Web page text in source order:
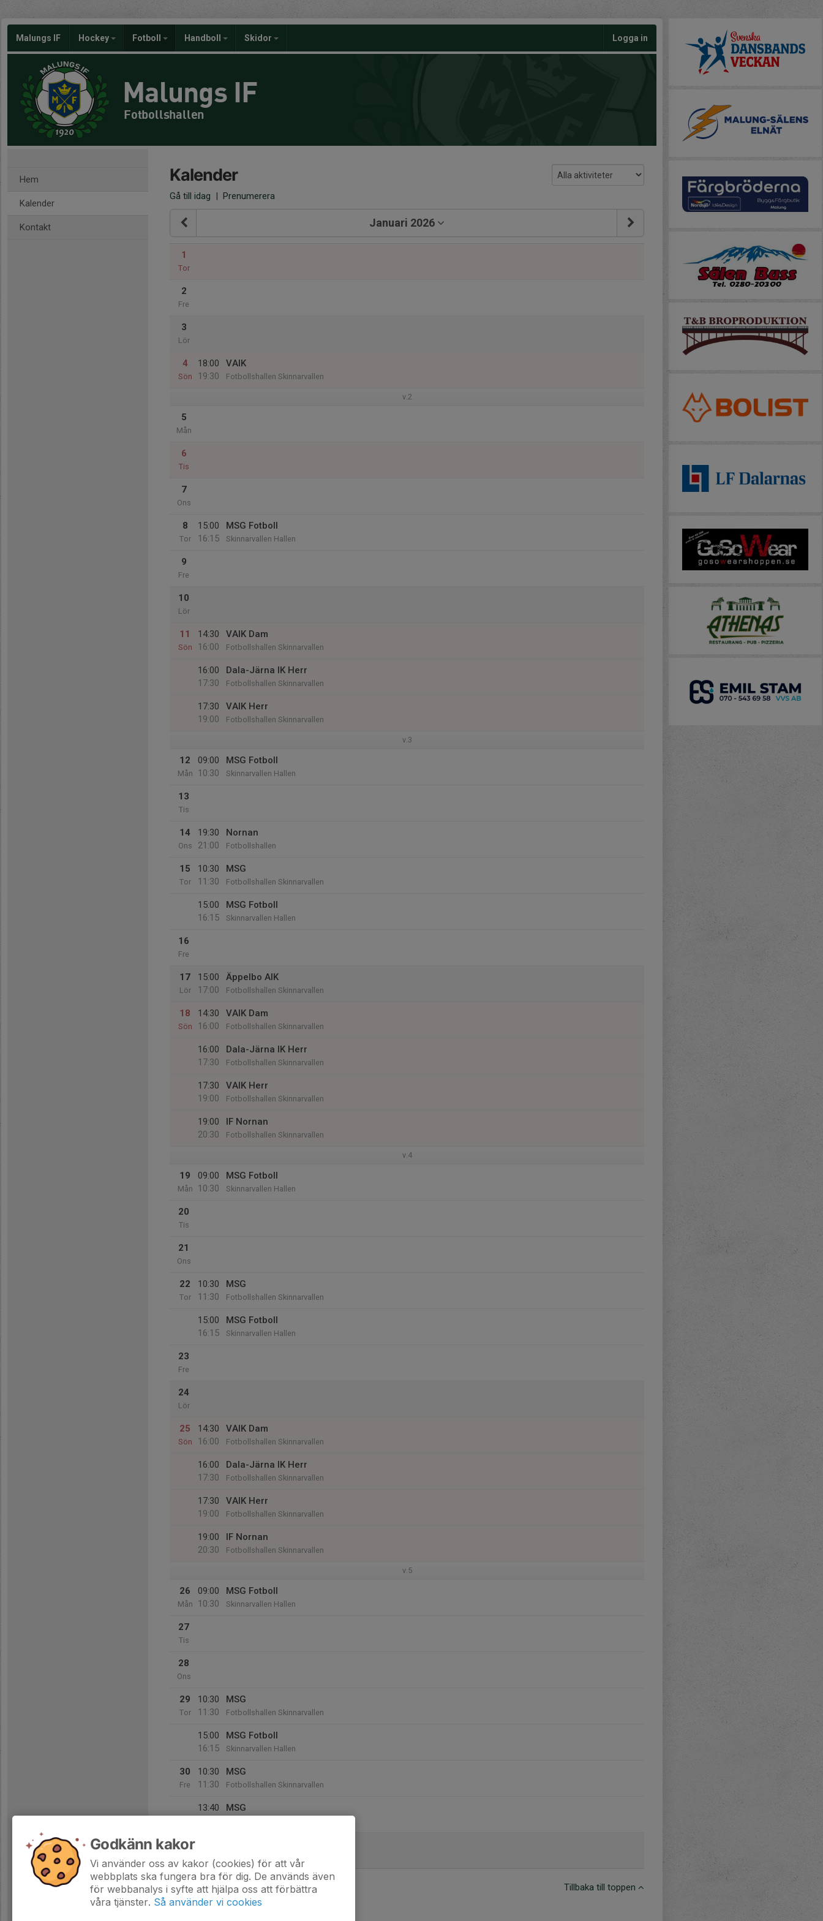
Malungs IF Hockey Fotboll Handboll Skidor Logga in
Malungs IF
Fotbollshallen
Hem
Kalender
Kontakt
Kalender
Gå till idag | Prenumerera
Januari 2026
1
Tor
2
Fre
3
Lör
4
Sön
18:00
19:30
VAIK
Fotbollshallen Skinnarvallen
v.2
5
Mån
6
Tis
7
Ons
8
Tor
15:00
16:15
MSG Fotboll
Skinnarvallen Hallen
9
Fre
10
Lör
11
Sön
14:30
16:00
VAIK Dam
Fotbollshallen Skinnarvallen
16:00
17:30
Dala-Järna IK Herr
Fotbollshallen Skinnarvallen
17:30
19:00
VAIK Herr
Fotbollshallen Skinnarvallen
v.3
12
Mån
09:00
10:30
MSG Fotboll
Skinnarvallen Hallen
13
Tis
14
Ons
19:30
21:00
Nornan
Fotbollshallen
15
Tor
10:30
11:30
MSG
Fotbollshallen Skinnarvallen
15:00
16:15
MSG Fotboll
Skinnarvallen Hallen
16
Fre
17
Lör
15:00
17:00
Äppelbo AIK
Fotbollshallen Skinnarvallen
18
Sön
14:30
16:00
VAIK Dam
Fotbollshallen Skinnarvallen
16:00
17:30
Dala-Järna IK Herr
Fotbollshallen Skinnarvallen
17:30
19:00
VAIK Herr
Fotbollshallen Skinnarvallen
19:00
20:30
IF Nornan
Fotbollshallen Skinnarvallen
v.4
19
Mån
09:00
10:30
MSG Fotboll
Skinnarvallen Hallen
20
Tis
21
Ons
22
Tor
10:30
11:30
MSG
Fotbollshallen Skinnarvallen
15:00
16:15
MSG Fotboll
Skinnarvallen Hallen
23
Fre
24
Lör
25
Sön
14:30
16:00
VAIK Dam
Fotbollshallen Skinnarvallen
16:00
17:30
Dala-Järna IK Herr
Fotbollshallen Skinnarvallen
17:30
19:00
VAIK Herr
Fotbollshallen Skinnarvallen
19:00
20:30
IF Nornan
Fotbollshallen Skinnarvallen
v.5
26
Mån
09:00
10:30
MSG Fotboll
Skinnarvallen Hallen
27
Tis
28
Ons
29
Tor
10:30
11:30
MSG
Fotbollshallen Skinnarvallen
15:00
16:15
MSG Fotboll
Skinnarvallen Hallen
30
Fre
10:30
11:30
MSG
Fotbollshallen Skinnarvallen
13:40
MSG
31
Tillbaka till toppen
Godkänn kakor
Vi använder oss av kakor (cookies) för att vår
webbplats ska fungera bra för dig. De används även
för webbanalys i syfte att hjälpa oss att förbättra
våra tjänster. Så använder vi cookies